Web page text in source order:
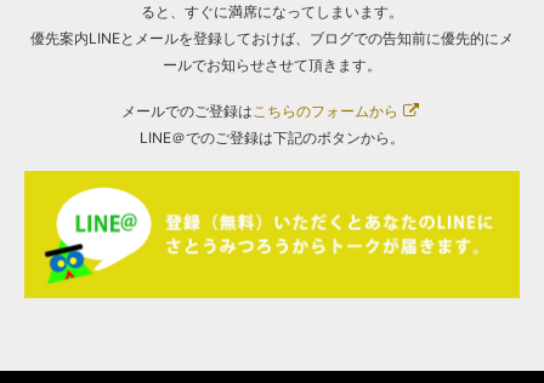
ると、すぐに満席になってしまいます。
優先案内LINEとメールを登録しておけば、ブログでの告知前に優先的にメ
ールでお知らせさせて頂きます。
メールでのご登録はこちらのフォームから
LINE＠でのご登録は下記のボタンから。